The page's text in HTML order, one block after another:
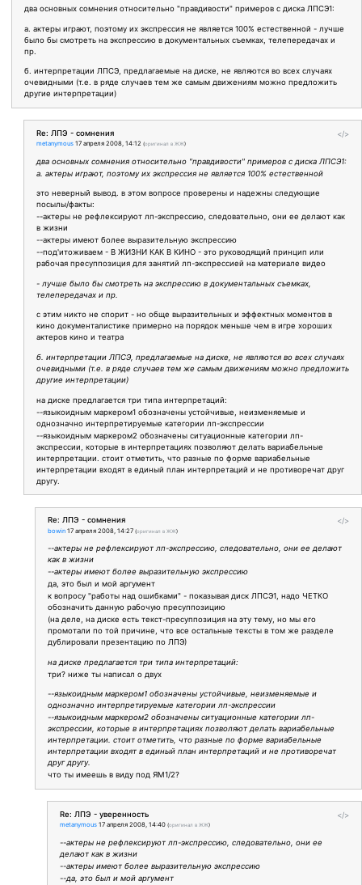
два основных сомнения относительно "правдивости" примеров с диска ЛПСЭ1:
а. актеры играют, поэтому их экспрессия не является 100% естественной - лучше
было бы смотреть на экспрессию в документальных съемках, телепередачах и
пр.
б. интерпретации ЛПСЭ, предлагаемые на диске, не являются во всех случаях
очевидными (т.е. в ряде случаев тем же самым движениям можно предложить
другие интерпретации)
</>
Re: ЛПЭ - сомнения
metanymous 17 апреля 2008, 14:12 (оригинал в ЖЖ)
два основных сомнения относительно "правдивости" примеров с диска ЛПСЭ1:
а. актеры играют, поэтому их экспрессия не является 100% естественной
это неверный вывод. в этом вопросе проверены и надежны следующие
посылы/факты:
--актеры не рефлексируют лп-экспрессию, следовательно, они ее делают как
в жизни
--актеры имеют более выразительную экспрессию
--под'итоживаем - В ЖИЗНИ КАК В КИНО - это руководящий принцип или
рабочая пресуппозиция для занятий лп-экспрессией на материале видео
- лучше было бы смотреть на экспрессию в документальных съемках,
телепередачах и пр.
с этим никто не спорит - но обще выразительных и эффектных моментов в
кино документалистике примерно на порядок меньше чем в игре хороших
актеров кино и театра
б. интерпретации ЛПСЭ, предлагаемые на диске, не являются во всех случаях
очевидными (т.е. в ряде случаев тем же самым движениям можно предложить
другие интерпретации)
на диске предлагается три типа интерпретаций:
--языкоидным маркером1 обозначены устойчивые, неизменяемые и
однозначно интерпретируемые категории лп-экспрессии
--языкоидным маркером2 обозначены ситуационные категории лп-
экспрессии, которые в интерпретациях позволяют делать вариабельные
интерпретации. стоит отметить, что разные по форме вариабельные
интерпретации входят в единый план интерпретаций и не противоречат друг
другу.
</>
Re: ЛПЭ - сомнения
bowin 17 апреля 2008, 14:27 (оригинал в ЖЖ)
--актеры не рефлексируют лп-экспрессию, следовательно, они ее делают
как в жизни
--актеры имеют более выразительную экспрессию
да, это был и мой аргумент
к вопросу "работы над ошибками" - показывая диск ЛПСЭ1, надо ЧЕТКО
обозначить данную рабочую пресуппозицию
(на деле, на диске есть текст-пресуппозиция на эту тему, но мы его
промотали по той причине, что все остальные тексты в том же разделе
дублировали презентацию по ЛПЭ)
на диске предлагается три типа интерпретаций:
три? ниже ты написал о двух
--языкоидным маркером1 обозначены устойчивые, неизменяемые и
однозначно интерпретируемые категории лп-экспрессии
--языкоидным маркером2 обозначены ситуационные категории лп-
экспрессии, которые в интерпретациях позволяют делать вариабельные
интерпретации. стоит отметить, что разные по форме вариабельные
интерпретации входят в единый план интерпретаций и не противоречат
друг другу.
что ты имеешь в виду под ЯМ1/2?
</>
Re: ЛПЭ - уверенность
metanymous 17 апреля 2008, 14:40 (оригинал в ЖЖ)
--актеры не рефлексируют лп-экспрессию, следовательно, они ее
делают как в жизни
--актеры имеют более выразительную экспрессию
--да, это был и мой аргумент